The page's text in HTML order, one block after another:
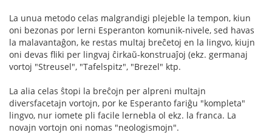
La unua metodo celas malgrandigi plejeble la tempon, kiun
oni bezonas por lerni Esperanton komunik-nivele, sed havas
la malavantaĝon, ke restas multaj breĉetoj en la lingvo, kiujn
oni devas fliki per lingvaj ĉirkaŭ-konstruaĵoj (ekz. germanaj
vortoj "Streusel", "Tafelspitz", "Brezel" ktp.
La alia celas ŝtopi la breĉojn per alpreni multajn
diversfacetajn vortojn, por ke Esperanto fariĝu "kompleta"
lingvo, nur iomete pli facile lernebla ol ekz. la franca. La
novajn vortojn oni nomas "neologismojn".